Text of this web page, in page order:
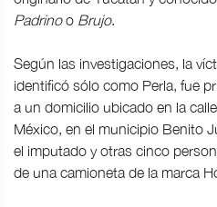
Padrinoo Brujo.
Según las investigaciones, la
identificó sólo como Perla, fue
a un domicilio ubicado en la
México, en el municipio Benito
el imputado y otras cinco
de una camioneta de la marca